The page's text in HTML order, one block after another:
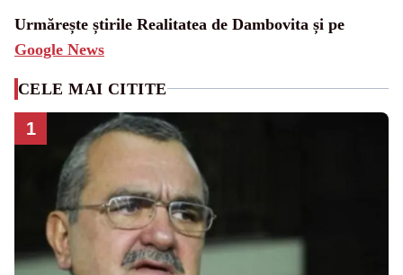
Urmărește știrile Realitatea de Dambovita și pe
Google News
CELE MAI CITITE
1